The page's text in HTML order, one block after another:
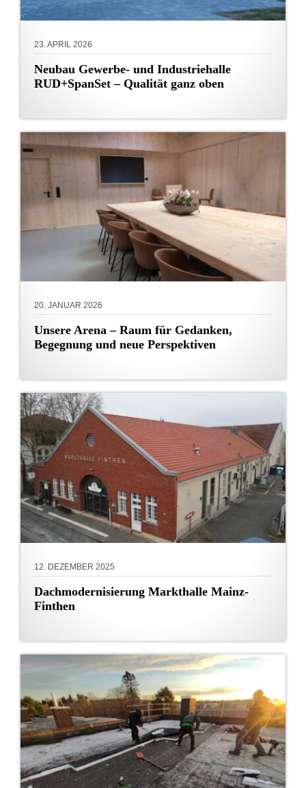
23. APRIL 2026
Neubau Gewerbe- und Industriehalle
RUD+SpanSet – Qualität ganz oben
20. JANUAR 2026
Unsere Arena – Raum für Gedanken,
Begegnung und neue Perspektiven
12. DEZEMBER 2025
Dachmodernisierung Markthalle Mainz-
Finthen